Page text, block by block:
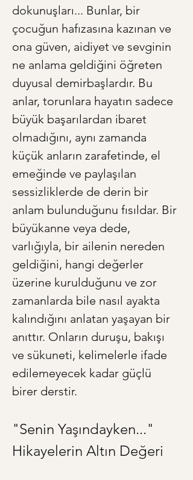
dokunuşları... Bunlar, bir
çocuğun hafızasına kazınan ve
ona güven, aidiyet ve sevginin
ne anlama geldiğini öğreten
duyusal demirbaşlardır. Bu
anlar, torunlara hayatın sadece
büyük başarılardan ibaret
olmadığını, aynı zamanda
küçük anların zarafetinde, el
emeğinde ve paylaşılan
sessizliklerde de derin bir
anlam bulunduğunu fısıldar. Bir
büyükanne veya dede,
varlığıyla, bir ailenin nereden
geldiğini, hangi değerler
üzerine kurulduğunu ve zor
zamanlarda bile nasıl ayakta
kalındığını anlatan yaşayan bir
anıttır. Onların duruşu, bakışı
ve sükuneti, kelimelerle ifade
edilemeyecek kadar güçlü
birer derstir.
"Senin Yaşındayken..."
Hikayelerin Altın Değeri